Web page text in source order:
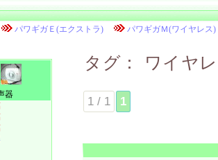
タグ： ワイヤ
1 / 1 1
器